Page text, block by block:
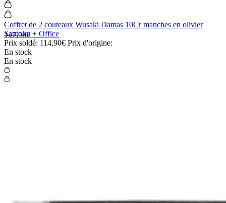
Coffret de 2 couteaux Wusaki Damas 10Cr manches en olivier
Santoku + Office
Prix soldé: 114,90€ Prix d'origine:
147,90€
En stock
En stock